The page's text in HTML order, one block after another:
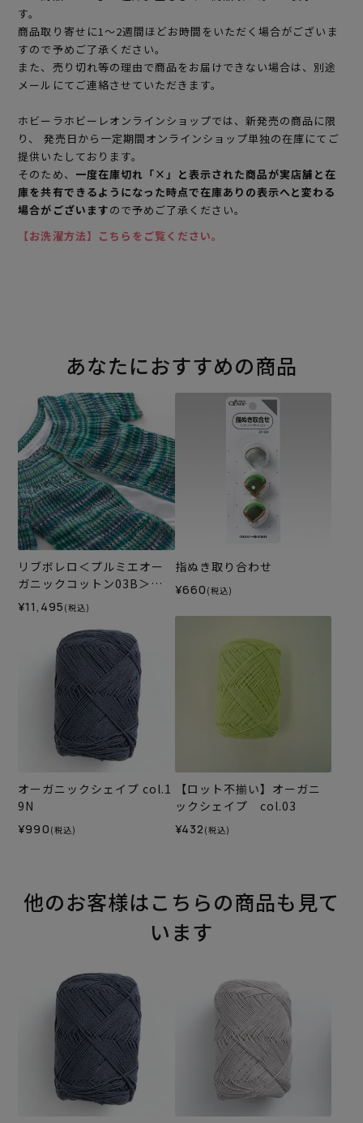
す。
商品取り寄せに1～2週間ほどお時間をいただく場合がございま
すので予めご了承ください。
また、売り切れ等の理由で商品をお届けできない場合は、別途
メールにてご連絡させていただきます。
ホビーラホビーレオンラインショップでは、新発売の商品に限
り、 発売日から一定期間オンラインショップ単独の在庫にてご
提供いたしております。
そのため、 一度在庫切れ「×」と表示された商品が実店舗と在
庫を共有できるようになった時点で在庫ありの表示へと変わる
場合がございますので予めご了承ください。
【お洗濯方法】こちらをご覧ください。
あなたにおすすめの商品
リブボレロ＜プルミエオー
ガニックコットン03B＞
（編み物 材料セット）
¥11,495 (税込)
指ぬき取り合わせ
¥660 (税込)
オーガニックシェイプ col.1
9N
¥990 (税込)
【ロット不揃い】オーガニ
ックシェイプ col.03
¥432 (税込)
他のお客様はこちらの商品も見て
います